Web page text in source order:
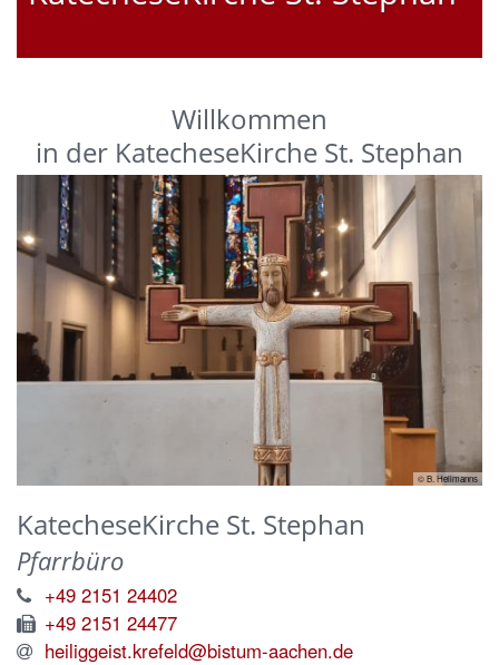
Willkommen
in der KatecheseKirche St. Stephan
© B. Hellmanns
KatecheseKirche St. Stephan
Pfarrbüro
+49 2151 24402
+49 2151 24477
heiliggeist.krefeld@bistum-aachen.de